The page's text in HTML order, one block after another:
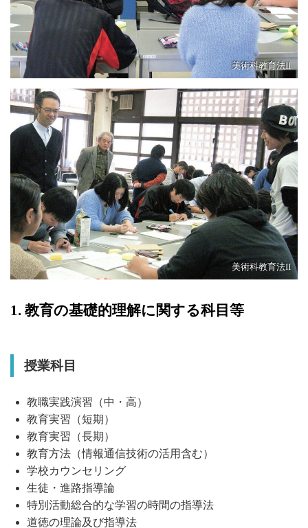
美術科教育法II
美術科教育法II
1. 教育の基礎的理解に関する科目等
授業科目
教職実践演習（中・高）
教育実習（短期）
教育実習（長期）
教育方法（情報通信技術の活用含む）
学校カウンセリング
生徒・進路指導論
特別活動総合的な学習の時間の指導法
道徳の理論及び指導法